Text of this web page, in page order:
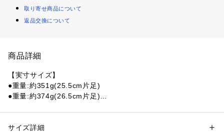
取り寄せ商品について
返品交換について
商品詳細
【実寸サイズ】
●重量:約351g(25.5cm片足)
●重量:約374g(26.5cm片足)
●メーカーカラー表記:GRENACHE
性別：メンズ
サイズ詳細